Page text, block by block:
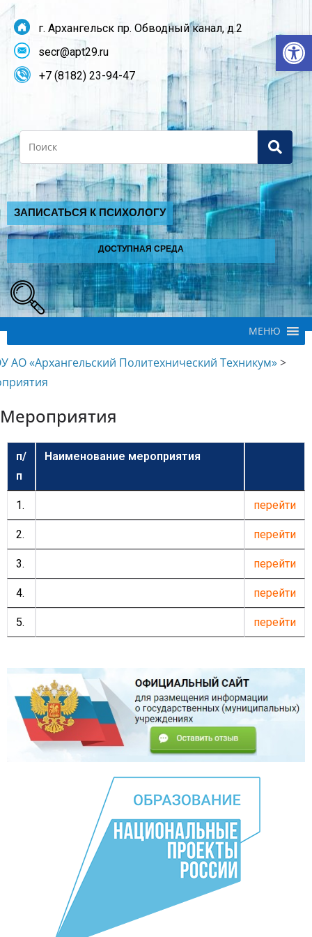
г. Архангельск пр. Обводный канал, д.2
secr@apt29.ru
+7 (8182) 23-94-47
Search
ЗАПИСАТЬСЯ К ПСИХОЛОГУ
ДОСТУПНАЯ СРЕДА
МЕНЮ
АО «Архангельский Политехнический Техникум»>
Мероприятия
п/
п
Наименование мероприятия
1. перейти
2. перейти
3. перейти
4. перейти
5. перейти